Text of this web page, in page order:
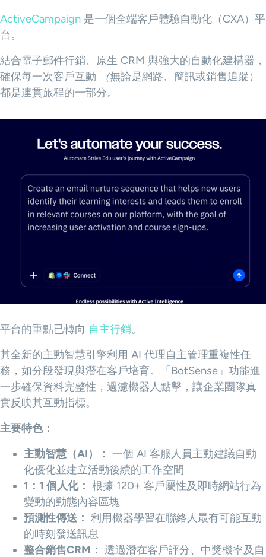
ActiveCampaign 是一個全端客戶體驗自動化（CXA）平
台。
結合電子郵件行銷、原生 CRM 與強大的自動化建構器，
確保每一次客戶互動
（無論是網路、簡訊或銷售追蹤）
都是連貫旅程的一部分。
平台的重點已轉向 自主行銷。
其全新的主動智慧引擎利用 AI 代理自主管理重複性任
務，如分段發現與潛在客戶培育。「BotSense」功能進
一步確保資料完整性，過濾機器人點擊，讓企業團隊真
實反映其互動指標。
主要特色：
主動智慧（AI）： 一個 AI 客服人員主動建議自動
化優化並建立活動後續的工作空間
1：1 個人化： 根據 120+ 客戶屬性及即時網站行為
變動的動態內容區塊
預測性傳送： 利用機器學習在聯絡人最有可能互動
的時刻發送訊息
整合銷售CRM： 透過潛在客戶評分、中獎機率及自